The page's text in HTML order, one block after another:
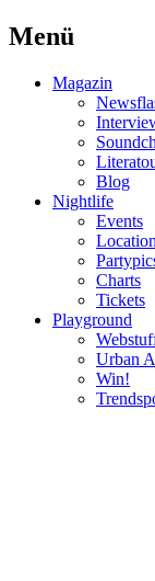
Menü
Magazin
Blog
Nightlife
Events
Charts
Tickets
Playground
Urban
Win!